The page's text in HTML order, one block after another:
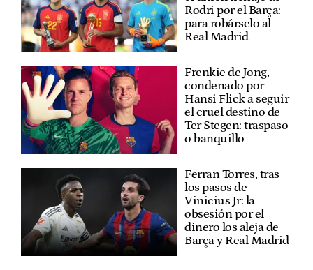
Rodri por el Barça:
para robárselo al
Real Madrid
Frenkie de Jong,
condenado por
Hansi Flick a seguir
el cruel destino de
Ter Stegen: traspaso
o banquillo
Ferran Torres, tras
los pasos de
Vinicius Jr: la
obsesión por el
dinero los aleja de
Barça y Real Madrid